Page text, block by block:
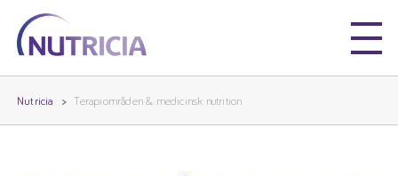
Nutricia
Nutricia
Nutricia Terapiområden & medicinsk nutrition